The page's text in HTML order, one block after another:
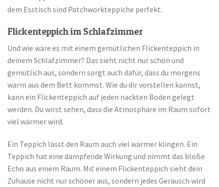
dem Esstisch sind Patchworkteppiche perfekt.
Flickenteppich im Schlafzimmer
Und wie wäre es mit einem gemütlichen Flickenteppich in
deinem Schlafzimmer? Das sieht nicht nur schön und
gemütlich aus, sondern sorgt auch dafür, dass du morgens
warm aus dem Bett kommst. Wie du dir vorstellen kannst,
kann ein Flickenteppich auf jeden nackten Boden gelegt
werden. Du wirst sehen, dass die Atmosphäre im Raum sofort
viel wärmer wird.
Ein Teppich lässt den Raum auch viel wärmer klingen. Ein
Teppich hat eine dämpfende Wirkung und nimmt das bloße
Echo aus einem Raum. Mit einem Flickenteppich sieht dein
Zuhause nicht nur schöner aus, sondern jedes Geräusch wird